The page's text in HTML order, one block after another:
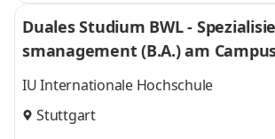
Duales Studium BWL -
smanagement (B.A.) am
l
IU Internationale Hochschule
Stuttgart